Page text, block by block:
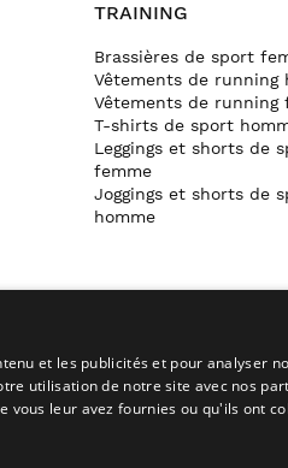
TRAINING
Brassières de sport
Vêtements de running
Vêtements de running
T-shirts de sport
Leggings et shorts de
femme
Joggings et shorts de
homme
Programme d’affiliation
et les publicités et pour analyser
utilisation de notre site avec nos
vous leur avez fournies ou qu'ils ont